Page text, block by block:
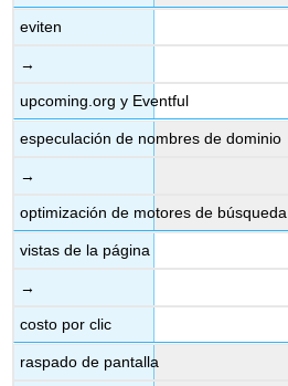
eviten
→
upcoming.org y Eventful
especulación de nombres de dominio
→
optimización de motores de búsqueda
vistas de la página
→
costo por clic
raspado de pantalla